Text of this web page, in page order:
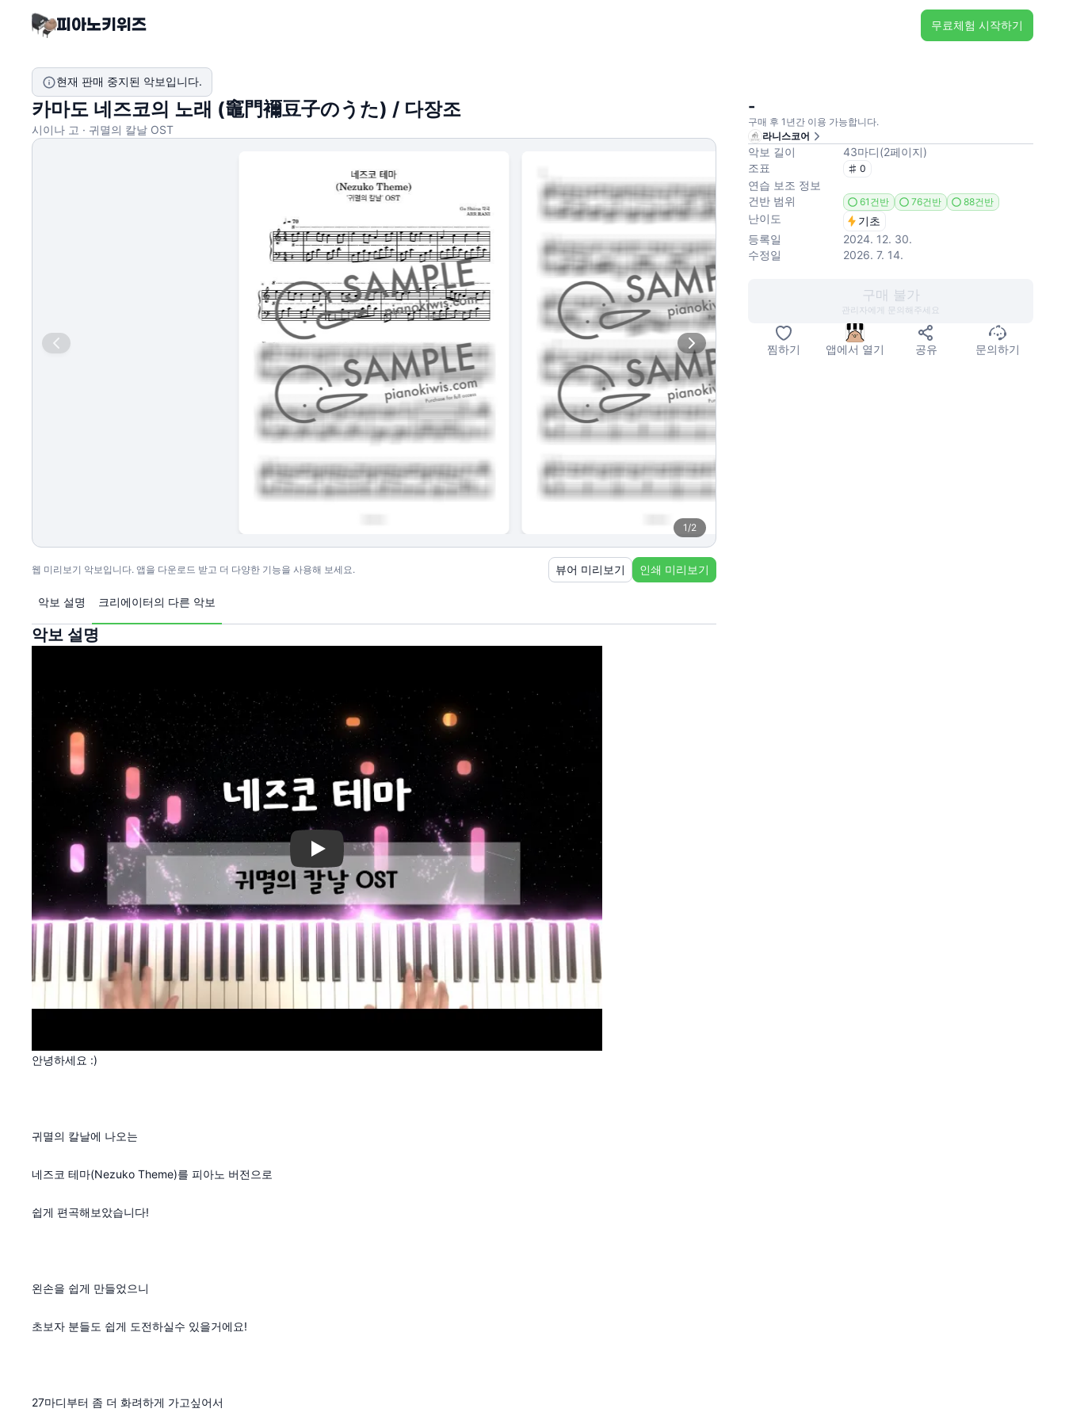
무료체험 시작하기
현재 판매 중지된 악보입니다.
카마도 네즈코의 노래 (竈門襧豆子のうた) / 다장조
시이나 고 · 귀멸의 칼날 OST
1/2
웹 미리보기 악보입니다. 앱을 다운로드 받고 더 다양한 기능을 사용해 보세요. 뷰어 미리보기 인쇄 미리보기
악보 설명 크리에이터의 다른 악보
악보 설명
Play
안녕하세요 :)
귀멸의 칼날에 나오는
네즈코 테마(Nezuko Theme)를 피아노 버전으로
쉽게 편곡해보았습니다!
왼손을 쉽게 만들었으니
초보자 분들도 쉽게 도전하실수 있을거에요!
27마디부터 좀 더 화려하게 가고싶어서
-
구매 후 1년간 이용 가능합니다.
라니스코어
악보 길이 43마디(2페이지)
조표
0
연습 보조 정보
건반 범위
61건반 76건반 88건반
난이도
기초
등록일
2024. 12. 30.
수정일
2026. 7. 14.
구매 불가
관리자에게 문의해주세요
찜하기 앱에서 열기 공유 문의하기